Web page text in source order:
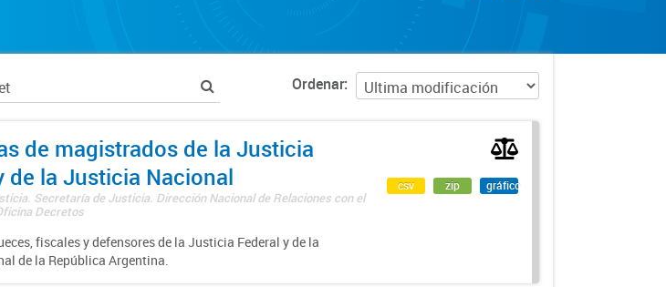
Ordenar
de magistrados de la Justicia
de la Justicia Nacional
Secretaría de Justicia. Dirección Nacional de Relaciones con el
Decretos
fiscales y defensores de la Justicia Federal y de la
de la República Argentina.
csv zip gráfico